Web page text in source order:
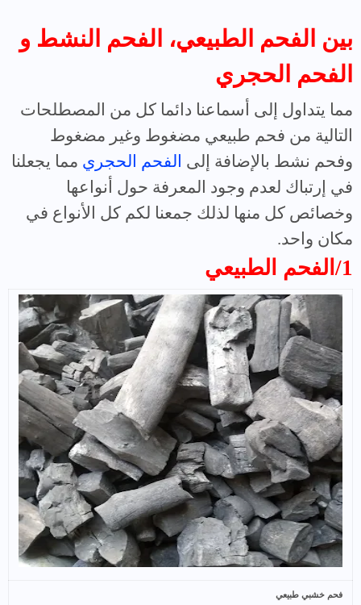
بين الفحم الطبيعي، الفحم النشط و
الفحم الحجري
مما يتداول إلى أسماعنا دائما كل من المصطلحات
التالية من فحم طبيعي مضغوط وغير مضغوط
وفحم نشط بالإضافة إلى الفحم الحجري مما يجعلنا
في إرتباك لعدم وجود المعرفة حول أنواعها
وخصائص كل منها لذلك جمعنا لكم كل الأنواع في
مكان واحد.
1/الفحم الطبيعي
فحم خشبي طبيعي